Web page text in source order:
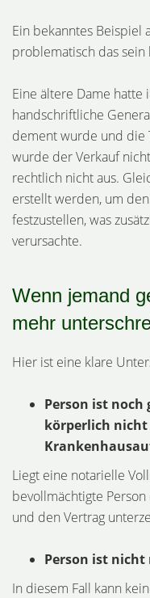
Ein bekanntes Beispiel
problematisch das sein
Eine ältere Dame
handschriftliche
dement wurde und die
wurde der Verkauf
rechtlich nicht aus.
erstellt werden, um
festzustellen, was
verursachte.
Wenn jemand
mehr
Hier ist eine klare
Person ist
körperlich nicht
Liegt eine notarielle
bevollmächtigte
und den Vertrag
Person ist nicht
In diesem Fall kann